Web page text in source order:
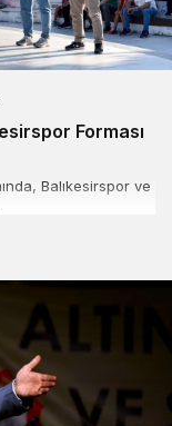
Forması
Balıkesirspor ve